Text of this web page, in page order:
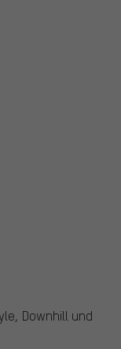
Downhill und